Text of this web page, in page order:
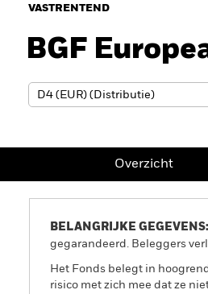
VASTRENTEND
BGF
Overzicht
BELANGRIJKE
gegarandeerd. Beleggers
Het Fonds belegt in
risico met zich mee dat ze